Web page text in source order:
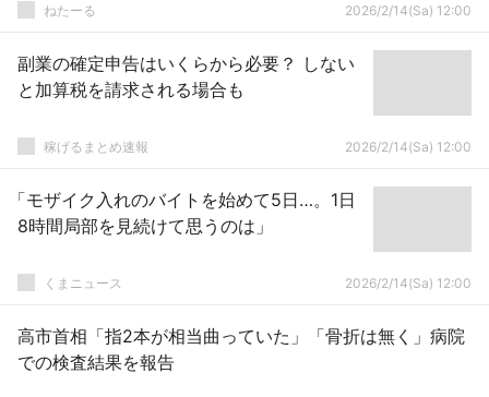
ねたーる 2026/2/14(Sa) 12:00
副業の確定申告はいくらから必要？ しない
と加算税を請求される場合も
稼げるまとめ速報 2026/2/14(Sa) 12:00
「モザイク入れのバイトを始めて5日…。1日
8時間局部を見続けて思うのは」
くまニュース 2026/2/14(Sa) 12:00
高市首相「指2本が相当曲っていた」「骨折は無く」病院
での検査結果を報告